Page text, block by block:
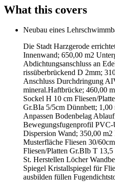
What this covers
Neubau eines
Die Stadt Harzgerode
Innenwand; 650,00 m2
Abdichtungsanschluss an
rissüberbrückend D 2mm;
Anschluss Durchdringung
mineral.Haftbrücke; 460,00
Sockel H 10 cm Fliesen/
Gr.BIa 5/5cm Dünnbett; 1,00
Anpassen Bodenbelag
Bewegungsfugenprofil PVC-
Dispersion Wand; 350,00
Musterfläche Fliesen 30/
Fliesen/Platten Gr.BIb T
St. Herstellen Löcher
Spiegel Kristallspiegel für
ausbilden füllen